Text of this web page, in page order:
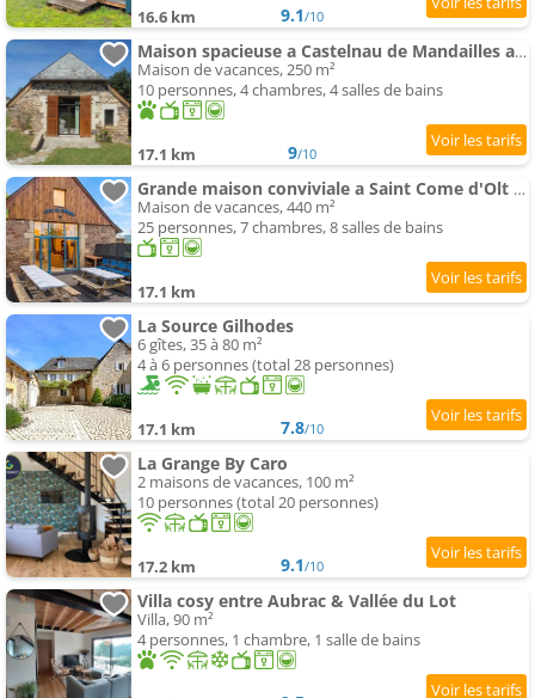
16.6 km 9.1/10
Maison spacieuse a Castelnau de Mandailles avec cheminee 250 m²
Maison de vacances, 250 m²
10 personnes, 4 chambres, 4 salles de bains
17.1 km 9/10
Grande maison conviviale a Saint Come d'Olt avec jardin et cheminee
Maison de vacances, 440 m²
25 personnes, 7 chambres, 8 salles de bains
17.1 km
La Source Gilhodes
6 gîtes, 35 à 80 m²
4 à 6 personnes (total 28 personnes)
17.1 km 7.8/10
La Grange By Caro
2 maisons de vacances, 100 m²
10 personnes (total 20 personnes)
17.2 km 9.1/10
Villa cosy entre Aubrac & Vallée du Lot
Villa, 90 m²
4 personnes, 1 chambre, 1 salle de bains